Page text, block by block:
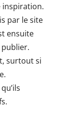
inspiration.
par le site
ensuite
surtout si